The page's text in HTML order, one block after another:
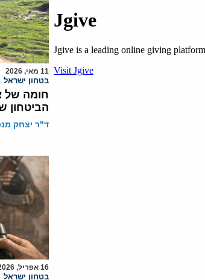
11 מאי, 2026
בטחון ישראל
חומה של
הביטחון
ד"ר יצחק
16 אפריל, 2026
בטחון ישראל